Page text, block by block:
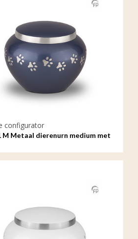
configurator
M Metaal dierenurn medium met